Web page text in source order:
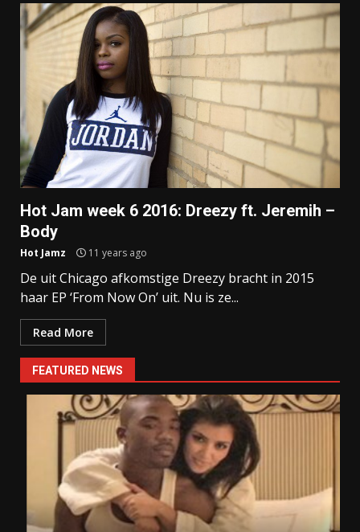
Hot Jam week 6 2016: Dreezy ft. Jeremih –
Body
Hot Jamz 11 years ago
De uit Chicago afkomstige Dreezy bracht in 2015
haar EP ‘From Now On’ uit. Nu is ze...
Read More
FEATURED NEWS